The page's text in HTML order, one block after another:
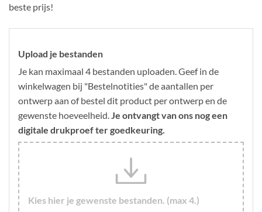
beste prijs!
Upload je bestanden
Je kan maximaal 4 bestanden uploaden. Geef in de
winkelwagen bij "Bestelnotities" de aantallen per
ontwerp aan of bestel dit product per ontwerp en de
gewenste hoeveelheid. Je ontvangt van ons nog een
digitale drukproef ter goedkeuring.
Kies hier je gewenste bestanden. (max 4.)